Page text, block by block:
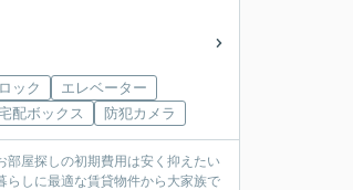
ック
エレベーター
配ボックス 防犯カメラ
屋探しの初期費用は安く抑えたい
らしに最適な賃貸物件から大家族で